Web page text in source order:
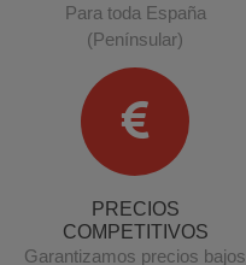
Para toda España
(Penínsular)
PRECIOS
COMPETITIVOS
Garantizamos precios bajos